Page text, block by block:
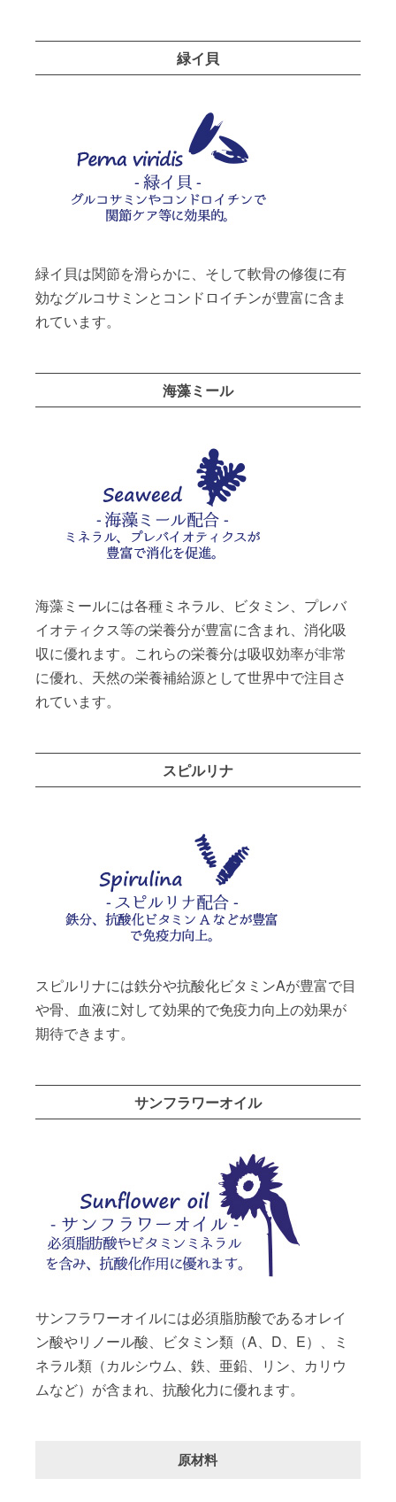
緑イ貝
緑イ貝は関節を滑らかに、そして軟骨の修復に有
効なグルコサミンとコンドロイチンが豊富に含ま
れています。
海藻ミール
海藻ミールには各種ミネラル、ビタミン、プレバ
イオティクス等の栄養分が豊富に含まれ、消化吸
収に優れます。これらの栄養分は吸収効率が非常
に優れ、天然の栄養補給源として世界中で注目さ
れています。
スピルリナ
スピルリナには鉄分や抗酸化ビタミンAが豊富で目
や骨、血液に対して効果的で免疫力向上の効果が
期待できます。
サンフラワーオイル
サンフラワーオイルには必須脂肪酸であるオレイ
ン酸やリノール酸、ビタミン類（A、D、E）、ミ
ネラル類（カルシウム、鉄、亜鉛、リン、カリウ
ムなど）が含まれ、抗酸化力に優れます。
原材料